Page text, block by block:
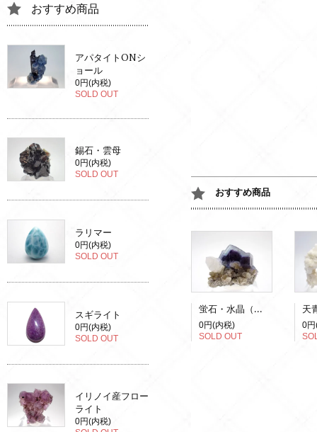
おすすめ商品
蛍石・水晶（蛍光）
0円(内税)
SOLD OUT
0
おすすめ商品
アパタイトONシ
ョール
0円(内税)
SOLD OUT
錫石・雲母
0円(内税)
SOLD OUT
ラリマー
0円(内税)
SOLD OUT
スギライト
0円(内税)
SOLD OUT
イリノイ産フロー
ライト
0円(内税)